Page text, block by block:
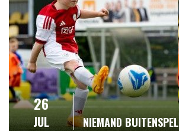
26
JUL NIEMAND BUITENSPEL